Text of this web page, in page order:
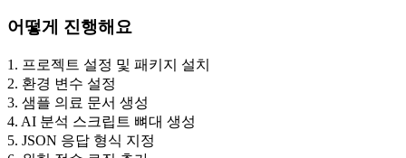
어떻게 진행해요
1 . 프로젝트 설정 및 패키지 설치
2. 환경 변수 설정
3. 샘플 의료 문서 생성
4. AI 분석 스크립트 뼈대 생성
5. JSON 응답 형식 지정